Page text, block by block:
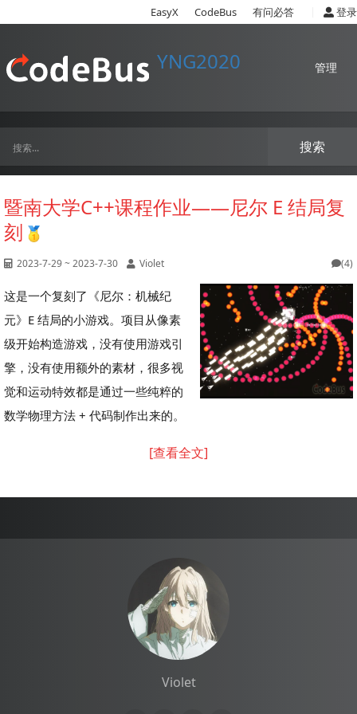
EasyX CodeBus 有问必答 登录
YNG2020 管理
暨南大学C++课程作业——尼尔 E 结局复
刻
2023-7-29 ~ 2023-7-30 Violet (4)
这是一个复刻了《尼尔：机械纪
元》E 结局的小游戏。项目从像素
级开始构造游戏，没有使用游戏引
擎，没有使用额外的素材，很多视
觉和运动特效都是通过一些纯粹的
数学物理方法 + 代码制作出来的。
[查看全文]
Violet
搜索